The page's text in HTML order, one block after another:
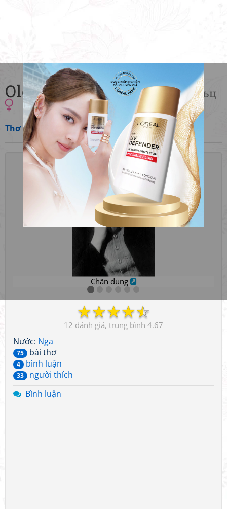
Olga BerggoltzОльга Берггольц
Thơ»Nga
Chân dung
☆
☆
☆
☆
☆
12 4.67
Nước: Nga
75 bài thơ
4 bình luận
33
người thích
Bình luận